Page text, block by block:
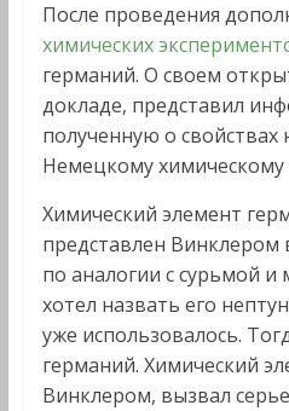
После проведения
химических
германий. О своем
докладе, представил
полученную о свойствах
Немецкому химическому
Химический элемент
представлен Винклером
по аналогии с сурьмой
хотел назвать его
уже использовалось.
германий. Химический
Винклером, вызвал